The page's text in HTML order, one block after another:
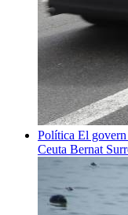
Política El govern
Ceuta Bernat